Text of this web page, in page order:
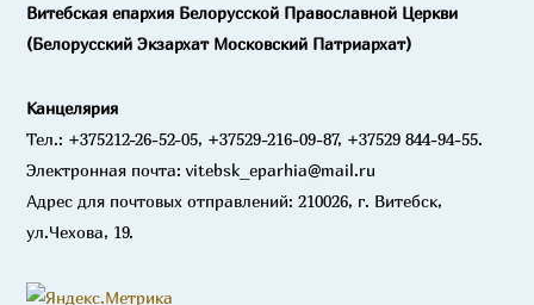
Витебская епархия Белорусской Православной Церкви
(Белорусский Экзархат Московский Патриархат)
Канцелярия
Тел.: +375212-26-52-05, +37529-216-09-87, +37529 844-94-55.
Электронная почта: vitebsk_eparhia@mail.ru
Адрес для почтовых отправлений: 210026, г. Витебск,
ул.Чехова, 19.